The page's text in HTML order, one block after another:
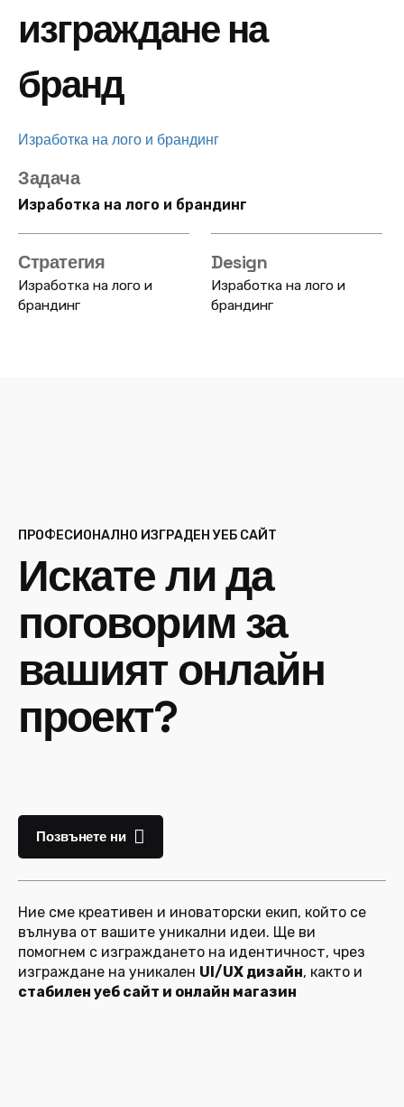
изграждане на
бранд
Изработка на лого и брандинг
Задача
Изработка на лого и брандинг
Стратегия
Изработка на лого и
брандинг
Design
Изработка на лого и
брандинг
ПРОФЕСИОНАЛНО ИЗГРАДЕН УЕБ САЙТ
Искате ли да
поговорим за
вашият онлайн
проект?
Позвънете ни
Ние сме креативен и иноваторски екип, който се
вълнува от вашите уникални идеи. Ще ви
помогнем с изграждането на идентичност, чрез
изграждане на уникален UI/UX дизайн, както и
стабилен уеб сайт и онлайн магазин